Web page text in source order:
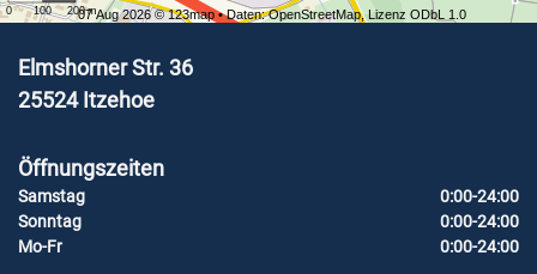
0 100 200 m
07 Aug 2026 ©123map• Daten:OpenStreetMap,Lizenz ODbL 1.0
Elmshorner Str. 36
25524 Itzehoe
Öffnungszeiten
Samstag
0:00-24:00
Sonntag
0:00-24:00
Mo-Fr
0:00-24:00